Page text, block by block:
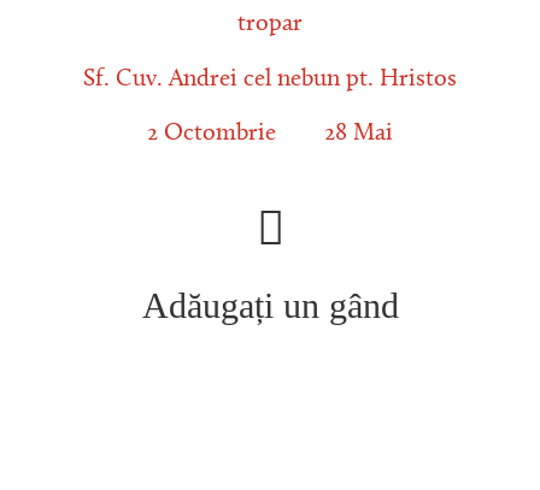
tropar
Sf. Cuv. Andrei cel nebun pt. Hristos
2 Octombrie 28 Mai
Adăugați un gând